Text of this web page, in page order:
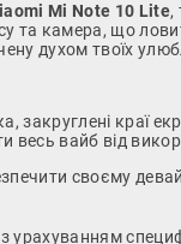
Mi Note 10 Lite,
та камера, що
духом твоїх
краї
весь вайб від
своєму
урахуванням